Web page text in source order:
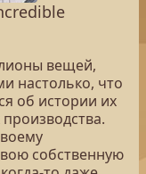
вещей,
настолько, что
об истории их
собственную